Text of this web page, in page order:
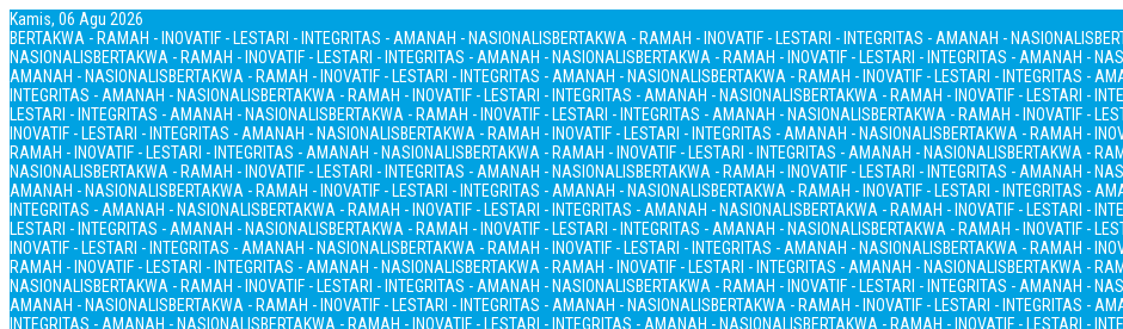
Kamis, 06 Agu 2026
BERTAKWA - RAMAH - INOVATIF - LESTARI - INTEGRITAS - AMANAH - NASIONALISBERTAKWA - RAMAH - INOVATIF - LESTARI - INTEGRITAS - AMANAH - NASIONALIS
NASIONALISBERTAKWA - RAMAH - INOVATIF - LESTARI - INTEGRITAS - AMANAH - NASIONALISBERTAKWA - RAMAH - INOVATIF - LESTARI - INTEGRITAS - AMANAH -
AMANAH - NASIONALISBERTAKWA - RAMAH - INOVATIF - LESTARI - INTEGRITAS - AMANAH - NASIONALISBERTAKWA - RAMAH - INOVATIF - LESTARI - INTEGRITAS -
INTEGRITAS - AMANAH - NASIONALISBERTAKWA - RAMAH - INOVATIF - LESTARI - INTEGRITAS - AMANAH - NASIONALISBERTAKWA - RAMAH - INOVATIF - LESTARI -
LESTARI - INTEGRITAS - AMANAH - NASIONALISBERTAKWA - RAMAH - INOVATIF - LESTARI - INTEGRITAS - AMANAH - NASIONALISBERTAKWA - RAMAH - INOVATIF -
INOVATIF - LESTARI - INTEGRITAS - AMANAH - NASIONALISBERTAKWA - RAMAH - INOVATIF - LESTARI - INTEGRITAS - AMANAH - NASIONALISBERTAKWA - RAMAH -
RAMAH - INOVATIF - LESTARI - INTEGRITAS - AMANAH - NASIONALISBERTAKWA - RAMAH - INOVATIF - LESTARI - INTEGRITAS - AMANAH - NASIONALISBERTAKWA -
NASIONALISBERTAKWA - RAMAH - INOVATIF - LESTARI - INTEGRITAS - AMANAH - NASIONALISBERTAKWA - RAMAH - INOVATIF - LESTARI - INTEGRITAS - AMANAH -
AMANAH - NASIONALISBERTAKWA - RAMAH - INOVATIF - LESTARI - INTEGRITAS - AMANAH - NASIONALISBERTAKWA - RAMAH - INOVATIF - LESTARI - INTEGRITAS -
INTEGRITAS - AMANAH - NASIONALISBERTAKWA - RAMAH - INOVATIF - LESTARI - INTEGRITAS - AMANAH - NASIONALISBERTAKWA - RAMAH - INOVATIF - LESTARI -
LESTARI - INTEGRITAS - AMANAH - NASIONALISBERTAKWA - RAMAH - INOVATIF - LESTARI - INTEGRITAS - AMANAH - NASIONALISBERTAKWA - RAMAH - INOVATIF -
INOVATIF - LESTARI - INTEGRITAS - AMANAH - NASIONALISBERTAKWA - RAMAH - INOVATIF - LESTARI - INTEGRITAS - AMANAH - NASIONALISBERTAKWA - RAMAH -
RAMAH - INOVATIF - LESTARI - INTEGRITAS - AMANAH - NASIONALISBERTAKWA - RAMAH - INOVATIF - LESTARI - INTEGRITAS - AMANAH - NASIONALISBERTAKWA -
NASIONALISBERTAKWA - RAMAH - INOVATIF - LESTARI - INTEGRITAS - AMANAH - NASIONALISBERTAKWA - RAMAH - INOVATIF - LESTARI - INTEGRITAS - AMANAH -
AMANAH - NASIONALISBERTAKWA - RAMAH - INOVATIF - LESTARI - INTEGRITAS - AMANAH - NASIONALISBERTAKWA - RAMAH - INOVATIF - LESTARI - INTEGRITAS -
INTEGRITAS - AMANAH - NASIONALISBERTAKWA - RAMAH - INOVATIF - LESTARI - INTEGRITAS - AMANAH - NASIONALISBERTAKWA - RAMAH - INOVATIF - LESTARI -